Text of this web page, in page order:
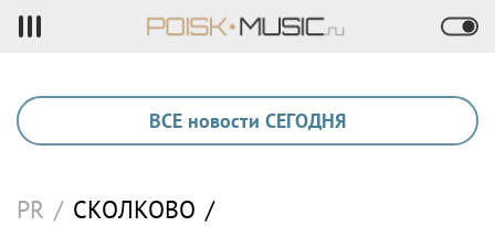
ВСЕ новости СЕГОДНЯ
PR / СКОЛКОВО /